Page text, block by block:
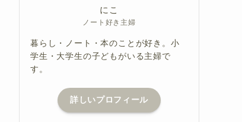
にこ
ノート好き主婦
暮らし・ノート・本のことが好き。小
学生・大学生の子どもがいる主婦で
す。
詳しいプロフィール